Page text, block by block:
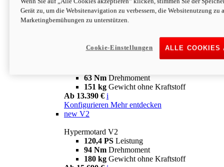
63 NmDrehmoment
151 kgGewicht ohne Kraftstoff
Ab 13.890 € i
63 Nm Drehmoment
151 kg Gewicht ohne Kraftstoff
Ab 13.390 € i
Konfigurieren Mehr entdecken
new V2
Hypermotard V2
120,4 PS Leistung
94 Nm Drehmoment
180 kg Gewicht ohne Kraftstoff
Gerät zu, um die Websitenavigation zu verbessern, die Websitenutzung zu
Marketingbemühungen zu unterstützen.
ALLE COOKIES
Cookie-Einstellungen